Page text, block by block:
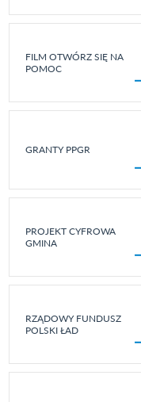
FILM OTWÓRZ SIĘ NA
POMOC
GRANTY PPGR
PROJEKT CYFROWA
GMINA
RZĄDOWY FUNDUSZ
POLSKI ŁAD